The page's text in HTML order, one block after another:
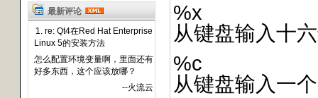
最新评论
1. re: Qt4在Red Hat Enterprise
Linux 5的安装方法
怎么配置环境变量啊，里面还有
好多东西，这个应该放哪？
--火流云
%x
从键盘输入十
%c
从键盘输入一